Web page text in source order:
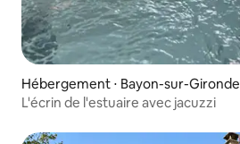
Hébergement ⋅ Bayon-sur-Gironde
L'écrin de l'estuaire avec jacuzzi